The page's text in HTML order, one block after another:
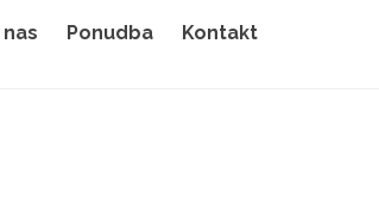
nas Ponudba Kontakt